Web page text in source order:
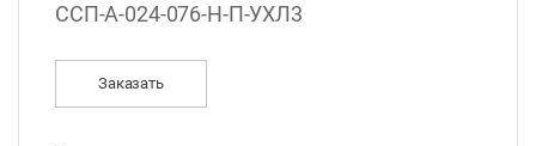
ССП-А-024-076-Н-П-УХЛ3
Заказать